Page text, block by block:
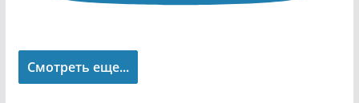
Смотреть еще...